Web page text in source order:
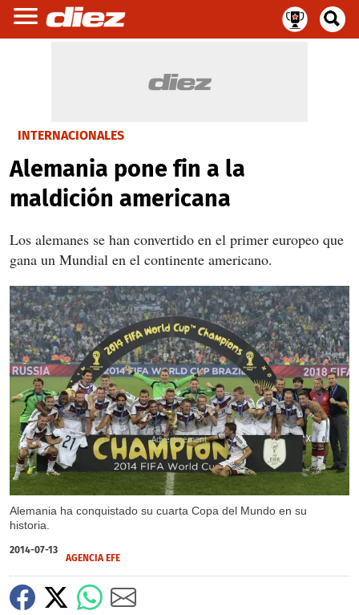
INTERNACIONALES
Alemania pone fin a la
maldición americana
Los alemanes se han convertido en el primer europeo que
gana un Mundial en el continente americano.
Alemania ha conquistado su cuarta Copa del Mundo en su
historia.
X
2014-07-13
AGENCIA EFE